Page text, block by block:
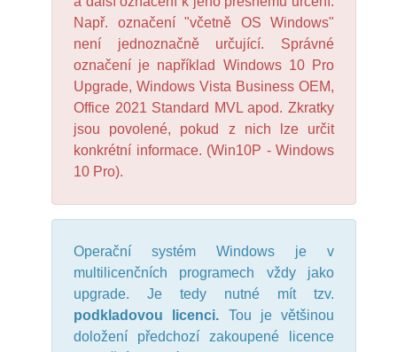
Např. označení "včetně OS Windows"
není jednoznačně určující. Správné
označení je například Windows 10 Pro
Upgrade, Windows Vista Business OEM,
Office 2021 Standard MVL apod. Zkratky
jsou povolené, pokud z nich lze určit
konkrétní informace. (Win10P - Windows
10 Pro).
Operační systém Windows je v
multilicenčních programech vždy jako
upgrade. Je tedy nutné mít tzv.
podkladovou licenci. Tou je většinou
doložení předchozí zakoupené licence